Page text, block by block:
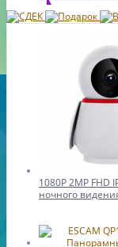
1080P 2MP FHD
ночного